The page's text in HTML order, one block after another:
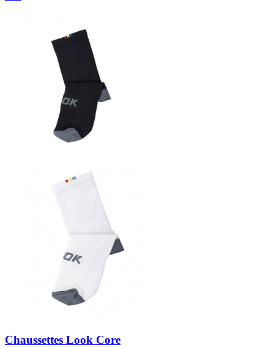
Chaussettes Look Core